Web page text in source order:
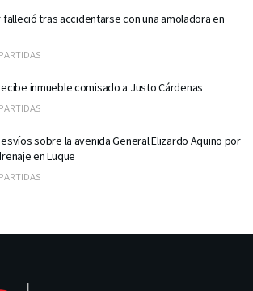
falleció tras accidentarse con una amoladora en
inmueble comisado a Justo Cárdenas
sobre la avenida General Elizardo Aquino por
en Luque